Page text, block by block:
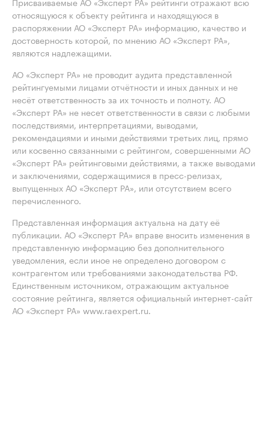
относящуюся к объекту рейтинга и находящуюся в
распоряжении АО «Эксперт РА» информацию, качество и
достоверность которой, по мнению АО «Эксперт РА»,
являются надлежащими.
АО «Эксперт РА» не проводит аудита представленной
рейтингуемыми лицами отчётности и иных данных и не
несёт ответственность за их точность и полноту. АО
«Эксперт РА» не несет ответственности в связи с любыми
последствиями, интерпретациями, выводами,
рекомендациями и иными действиями третьих лиц, прямо
или косвенно связанными с рейтингом, совершенными АО
«Эксперт РА» рейтинговыми действиями, а также выводами
и заключениями, содержащимися в пресс-релизах,
выпущенных АО «Эксперт РА», или отсутствием всего
перечисленного.
Представленная информация актуальна на дату её
публикации. АО «Эксперт РА» вправе вносить изменения в
представленную информацию без дополнительного
уведомления, если иное не определено договором с
контрагентом или требованиями законодательства РФ.
Единственным источником, отражающим актуальное
состояние рейтинга, является официальный интернет-сайт
АО «Эксперт РА» www.raexpert.ru.